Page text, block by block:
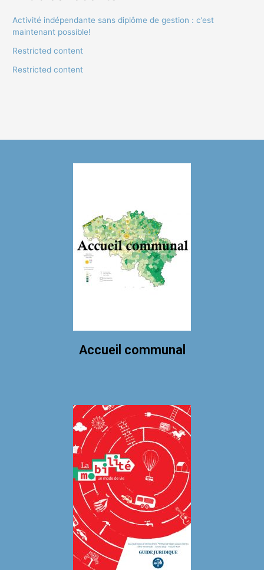
Activité indépendante sans diplôme de gestion : c’est
maintenant possible!
Restricted content
Restricted content
Accueil communal